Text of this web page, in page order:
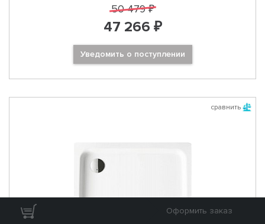
50 479 ₽
47 266 ₽
Уведомить о поступлении
сравнить
Оформить заказ